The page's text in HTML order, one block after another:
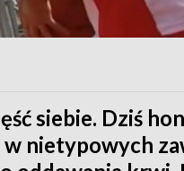
siebie. Dziś
nietypowych